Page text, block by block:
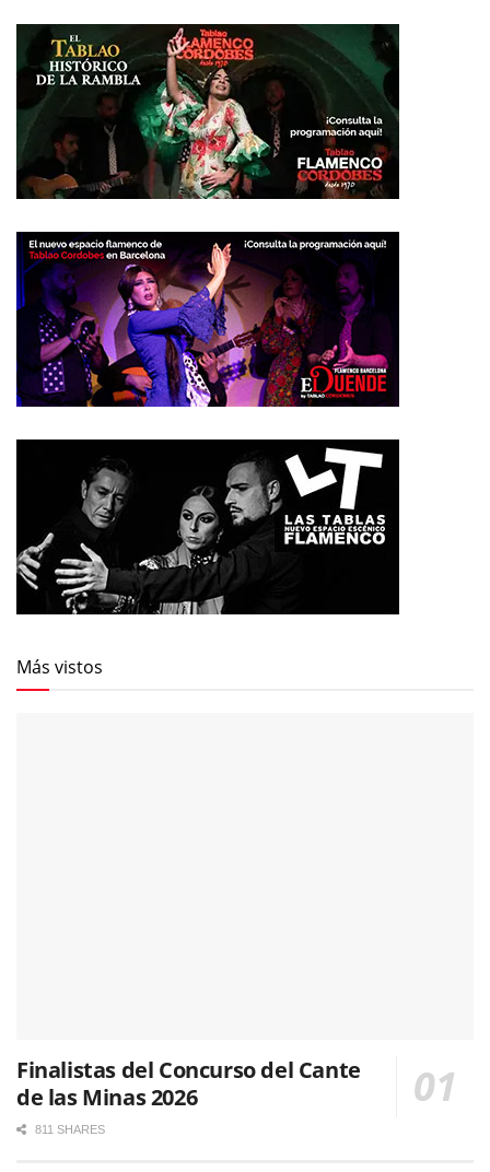
Más vistos
Finalistas del Concurso del Cante
de las Minas 2026
811 SHARES